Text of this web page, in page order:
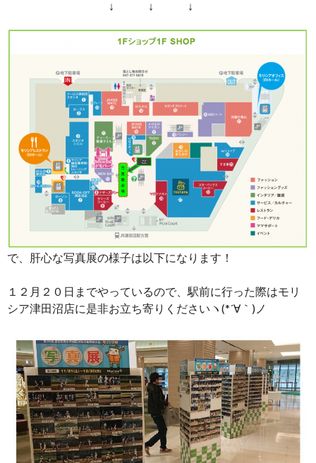
↓ ↓ ↓
で、肝心な写真展の様子は以下になります！
１２月２０日までやっているので、駅前に行った際はモリ
シア津田沼店に是非お立ち寄りくださいヽ(*´∀｀)ノ